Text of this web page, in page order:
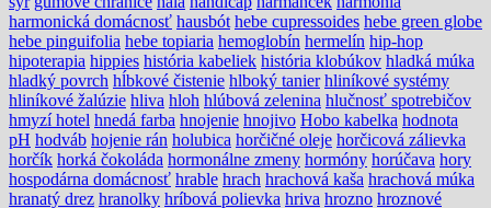
harmonická domácnosť hausbót hebe cupressoides hebe green globe
hebe pinguifolia hebe topiaria hemoglobín hermelín hip-hop
hipoterapia hippies história kabeliek história klobúkov hladká múka
hladký povrch hĺbkové čistenie hlboký tanier hliníkové systémy
hliníkové žalúzie hliva hloh hlúbová zelenina hlučnosť spotrebičov
hmyzí hotel hnedá farba hnojenie hnojivo Hobo kabelka hodnota
pH hodváb hojenie rán holubica horčičné oleje horčicová zálievka
horčík horká čokoláda hormonálne zmeny hormóny horúčava hory
hospodárna domácnosť hrable hrach hrachová kaša hrachová múka
hranatý drez hranolky hríbová polievka hriva hrozno hroznové